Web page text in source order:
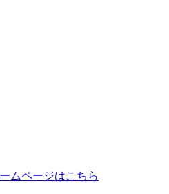
ムページはこちら